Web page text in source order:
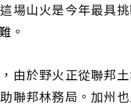
場山火是今年最具
。
由於野火正從聯邦
聯邦林務局。加州